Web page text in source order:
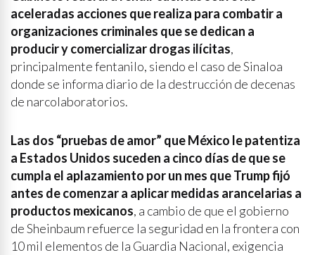
aceleradas acciones que realiza para combatir a
organizaciones criminales que se dedican a
producir y comercializar drogas ilícitas,
principalmente fentanilo, siendo el caso de Sinaloa
donde se informa diario de la destrucción de decenas
de narcolaboratorios.
Las dos “pruebas de amor” que México le patentiza
a Estados Unidos suceden a cinco días de que se
cumpla el aplazamiento por un mes que Trump fijó
antes de comenzar a aplicar medidas arancelarias a
productos mexicanos, a cambio de que el gobierno
de Sheinbaum refuerce la seguridad en la frontera con
10 mil elementos de la Guardia Nacional, exigencia